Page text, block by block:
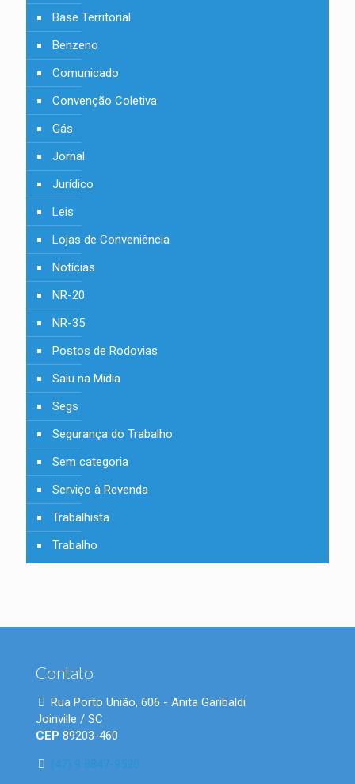
Base Territorial
Benzeno
Comunicado
Convenção Coletiva
Gás
Jornal
Jurídico
Leis
Lojas de Conveniência
Notícias
NR-20
NR-35
Postos de Rodovias
Saiu na Mídia
Segs
Segurança do Trabalho
Sem categoria
Serviço à Revenda
Trabalhista
Trabalho
Contato
Rua Porto União, 606 - Anita Garibaldi
Joinville / SC
CEP 89203-460
(47) 9 8847-9520